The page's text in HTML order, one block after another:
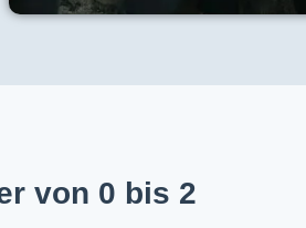
von 0 bis 2